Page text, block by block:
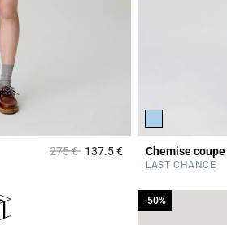
Prix réduit à partir de
275 €à137.5 €4,7 out of 5
Chemise
LAST CHANCE
-50%
-50%